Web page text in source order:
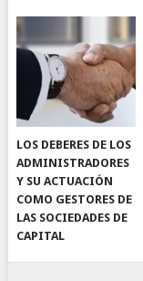
LOS DEBERES DE LOS
ADMINISTRADORES
Y SU ACTUACIÓN
COMO GESTORES DE
LAS SOCIEDADES DE
CAPITAL